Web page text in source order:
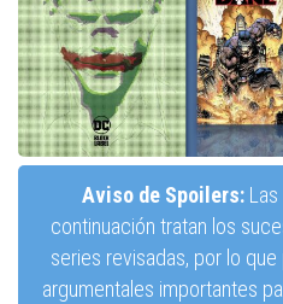
Aviso de Spoilers:Las
continuación tratan los
series revisadas, por lo
argumentales importantes